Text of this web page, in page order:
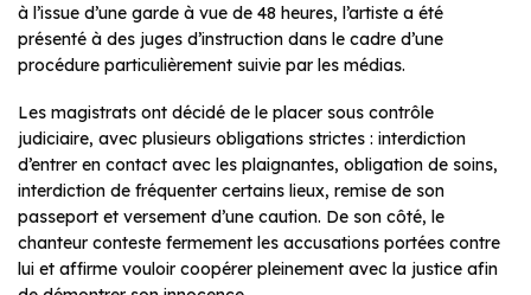
à l’issue d’une garde à vue de 48 heures, l’artiste a été
présenté à des juges d’instruction dans le cadre d’une
procédure particulièrement suivie par les médias.
Les magistrats ont décidé de le placer sous contrôle
judiciaire, avec plusieurs obligations strictes : interdiction
d’entrer en contact avec les plaignantes, obligation de soins,
interdiction de fréquenter certains lieux, remise de son
passeport et versement d’une caution. De son côté, le
chanteur conteste fermement les accusations portées contre
lui et affirme vouloir coopérer pleinement avec la justice afin